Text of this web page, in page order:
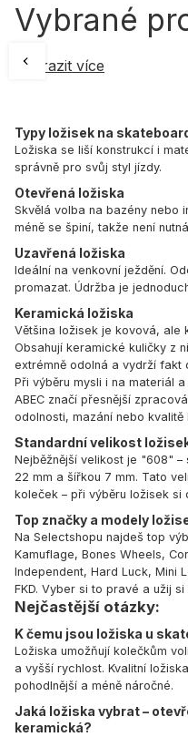
Vybrané
Zobrazit více
Typy ložisek na
Ložiska se liší konstrukcí i
správně pro svůj styl jízdy.
Otevřená ložiska
Skvělá volba na bazény nebo
méně se špiní, takže není
Uzavřená ložiska
Ideální na venkovní ježdění.
promazat. Údržba je
Keramická ložiska
Většina ložisek je kovová, ale
Obsahují keramické kuličky z
extrémně odolná a vydrží fakt
Při výběru mysli i na materiál
ABEC značí přesnější
odolnosti, mazání nebo
Standardní velikost
Nejběžnější velikost je "608" –
22 mm a šířkou 7 mm. Tato
koleček – při výběru ložisek
Top značky a modely
Na Selectshopu najdeš top
Kamuflage, Bones Wheels,
Independent, Hard Luck, Mini
FKD. Vyber si to pravé a užij
Nejčastější otázky:
K čemu jsou ložiska u
Ložiska umožňují kolečkům
a vyšší rychlost. Kvalitní
pohodlnější a méně náročné.
Jaká ložiska vybrat –
keramická?